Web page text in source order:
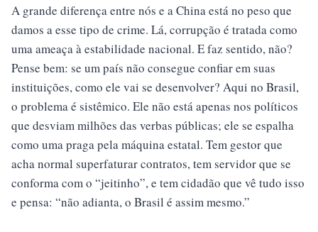
A grande diferença entre nós e a China está no peso que
damos a esse tipo de crime. Lá, corrupção é tratada como
uma ameaça à estabilidade nacional. E faz sentido, não?
Pense bem: se um país não consegue confiar em suas
instituições, como ele vai se desenvolver? Aqui no Brasil,
o problema é sistêmico. Ele não está apenas nos políticos
que desviam milhões das verbas públicas; ele se espalha
como uma praga pela máquina estatal. Tem gestor que
acha normal superfaturar contratos, tem servidor que se
conforma com o “jeitinho”, e tem cidadão que vê tudo isso
e pensa: “não adianta, o Brasil é assim mesmo.”